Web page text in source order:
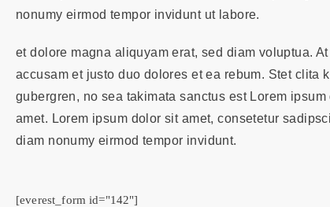
nonumy eirmod tempor invidunt ut labore.
et dolore magna aliquyam erat, sed diam voluptua.
accusam et justo duo dolores et ea rebum. Stet clita
gubergren, no sea takimata sanctus est Lorem ipsum
amet. Lorem ipsum dolor sit amet, consetetur
diam nonumy eirmod tempor invidunt.
[everest_form id="142"]